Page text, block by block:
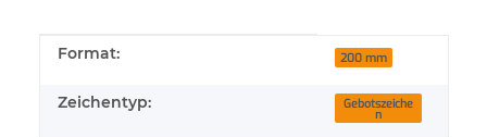
Produkteigenschaft
Wert
Format: 200 mm
Zeichentyp: Gebotszeiche
n